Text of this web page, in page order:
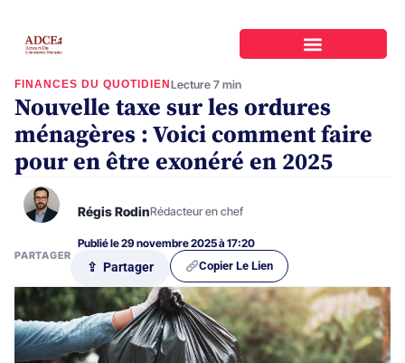
FINANCES DU QUOTIDIENLecture 7 min
Nouvelle taxe sur les ordures
ménagères : Voici comment faire
pour en être exonéré en 2025
Régis RodinRédacteur en chef
Publié le 29 novembre 2025 à 17:20
PARTAGER
⇪ Partager Copier Le Lien